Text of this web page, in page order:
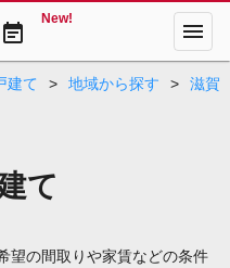
event_note
New! menu
建て > 地域から探す >
滋賀
て
望の間取りや家賃などの条件